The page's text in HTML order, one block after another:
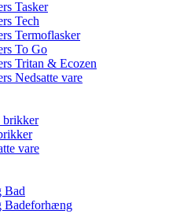
Tasker
Tech
Termoflasker
To Go
Tritan & Ecozen
Nedsatte vare
brikker
vare
Bad
Badeforhæng